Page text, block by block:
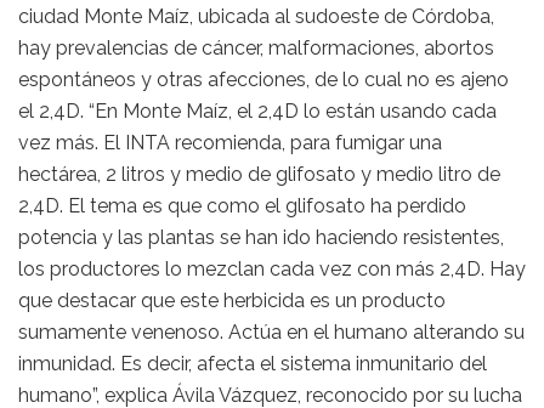
ciudad Monte Maíz, ubicada al sudoeste de Córdoba,
hay prevalencias de cáncer, malformaciones, abortos
espontáneos y otras afecciones, de lo cual no es ajeno
el 2,4D. “En Monte Maíz, el 2,4D lo están usando cada
vez más. El INTA recomienda, para fumigar una
hectárea, 2 litros y medio de glifosato y medio litro de
2,4D. El tema es que como el glifosato ha perdido
potencia y las plantas se han ido haciendo resistentes,
los productores lo mezclan cada vez con más 2,4D. Hay
que destacar que este herbicida es un producto
sumamente venenoso. Actúa en el humano alterando su
inmunidad. Es decir, afecta el sistema inmunitario del
humano”, explica Ávila Vázquez, reconocido por su lucha